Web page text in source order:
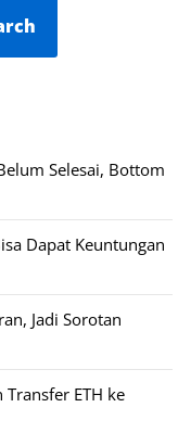
Selesai, Bottom
Dapat Keuntungan
Jadi Sorotan
ETH ke